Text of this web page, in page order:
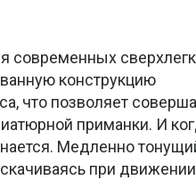
современных
конструкцию
что позволяет
приманки. И
Медленно
при движении